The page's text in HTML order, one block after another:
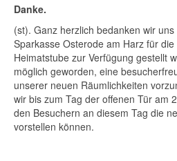
Danke.
(st). Ganz herzlich bedanken wir
Sparkasse Osterode am Harz für
Heimatstube zur Verfügung gestellt
möglich geworden, eine
unserer neuen Räumlichkeiten
wir bis zum Tag der offenen Tür am
den Besuchern an diesem Tag die
vorstellen können.